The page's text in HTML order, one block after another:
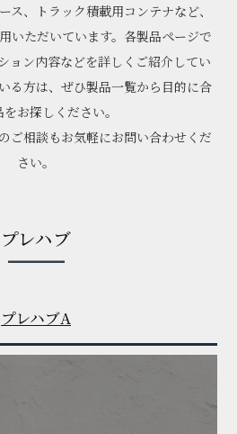
ス、トラック積載用コンテナなど、
いただいています。各製品ページで
ョン内容などを詳しくご紹介してい
る方は、ぜひ製品一覧から目的に合
お探しください。
ご相談もお気軽にお問い合わせくだ
さい。
プレハブ
プレハブA